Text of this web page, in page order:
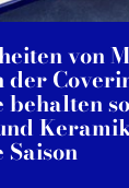
von
der
behalten
Saison